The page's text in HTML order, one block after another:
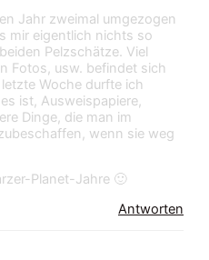
Jahr zweimal umgezogen
mir eigentlich nichts so
Pelzschätze. Viel
Fotos, usw. befindet sich
Woche durfte ich
ist, Ausweispapiere,
Dinge, die man im
wenn sie weg
Planet-Jahre 🙂
Antworten